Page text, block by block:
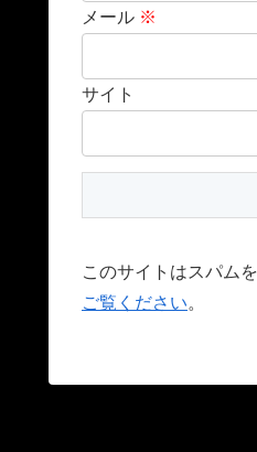
メール ※
サイト
このサイトはスパム
ご覧ください。